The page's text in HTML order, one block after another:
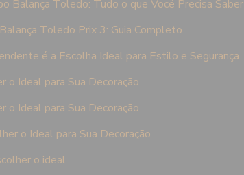
Balança Toledo: Tudo o que Você Precisa Saber
Toledo Prix 3: Guia Completo
é a Escolha Ideal para Estilo e Segurança
o Ideal para Sua Decoração
o Ideal para Sua Decoração
o Ideal para Sua Decoração
o ideal